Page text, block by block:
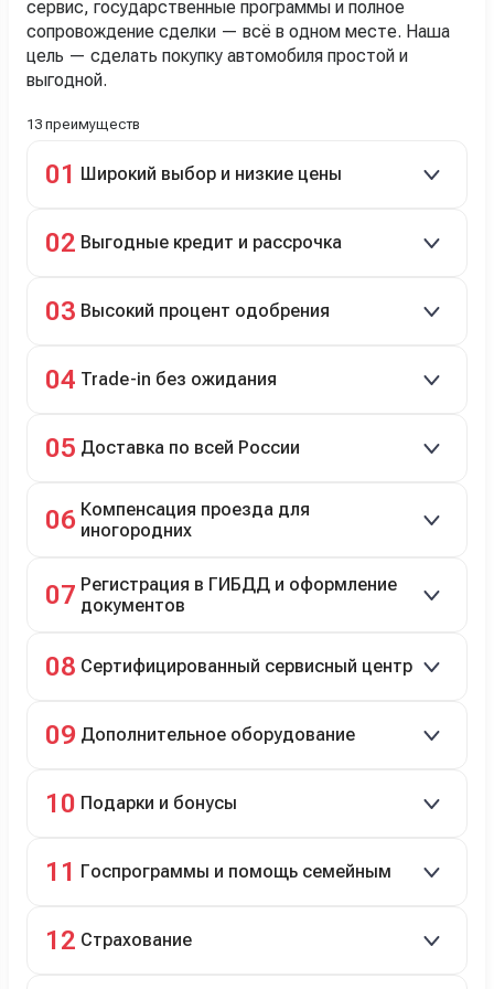
сервис, государственные программы и полное
сопровождение сделки — всё в одном месте. Наша
цель — сделать покупку автомобиля простой и
выгодной.
13 преимуществ
01 Широкий выбор и низкие цены
подержанные авто.
02 Выгодные кредит и рассрочка
рассрочка 0% на 2 года при первом взносе 35–50%.
03 Высокий процент одобрения
04 Trade-in без ожидания
05 Доставка по всей России
06 Компенсация проезда для
иногородних
07 Регистрация в ГИБДД и оформление
документов
08 Сертифицированный сервисный центр
технический ремонт.
09 Дополнительное оборудование
10 Подарки и бонусы
программе лояльности.
11 Госпрограммы и помощь семейным
12 Страхование